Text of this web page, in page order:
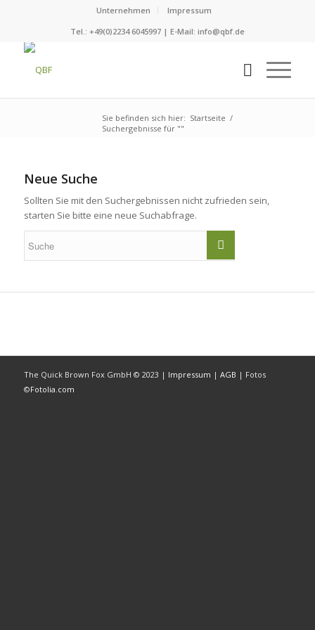
Unternehmen
Impressum
Tel.: +49(0)2234 6045997 | E-Mail: info@qbf.de
Sie befinden sich hier: Startseite /
Suchergebnisse für ""
Neue Suche
Sollten Sie mit den Suchergebnissen nicht zufrieden sein,
starten Sie bitte eine neue Suchabfrage.
The Quick Brown Fox GmbH © 2023 | Impressum | AGB | Fotos
©Fotolia.com